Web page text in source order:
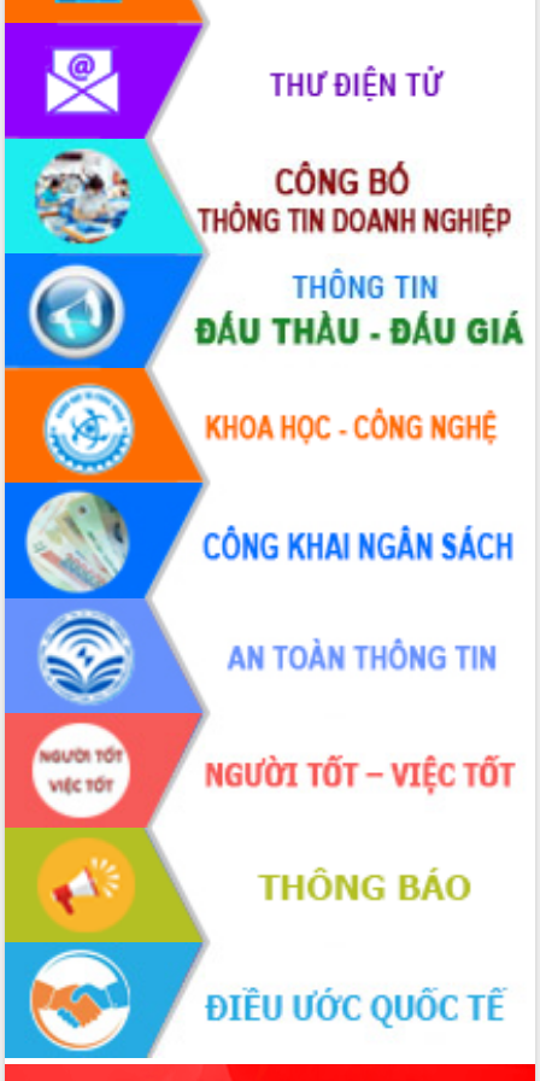
Họp báo thông tin về Hội nghị Công bố
Quy hoạch và Xúc tiến đầu tư tỉnh Đắk
Khơi thông điểm nghẽn, đẩy nhanh
giải ngân vốn khắc phục thiên tai
HĐND tỉnh thông qua điều chỉnh Quy
hoạch tỉnh thời kỳ 2021-2030
Hội thảo góp ý hồ sơ điều chỉnh quy
hoạch tỉnh Đắk Lắk thời kỳ 2021-2030,
tầm nhìn đến năm 2050
Nâng cao hiệu quả hoạt động của các
doanh nghiệp nhà nước
Hội nghị triển khai kết nối mạng
truyền số liệu chuyên dùng phục vụ cơ
quan Đảng, Nhà nước
Lễ phát động chuỗi hoạt động chung
tay làm sạch môi trường
Xã Ea Kar bước chuyển mình trong
công tác cải cách hành chính mô hình
mới
UBND tỉnh họp báo định kỳ tháng 4
năm 2026
Hội thảo khoa học “Giải pháp thúc đẩy
phát triển nền kinh tế xanh tại tỉnh
Đắk Lắk”
Tăng cường giám sát, đôn đốc thực
hiện nhiệm vụ quản lý tài sản công
hàng tuần
Tháo gỡ những vướng mắc, đẩy mạnh
công tác cải cách thủ tục hành chính
tại Trung tâm Phục vụ hành chính
công tỉnh
Đắk Lắk: Tôn vinh 46 giải pháp tại Hội
thi Sáng tạo Kỹ thuật 2024 - 2025
Đắk Lắk rà soát, điều chỉnh Đề án 190
về phát triển nuôi trồng thủy sản
Phó Chủ tịch UBND tỉnh Đắk Lắk
Trương Công Thái kiểm tra thực địa
Dự án cao tốc Khánh Hòa - Buôn Ma
Thuột